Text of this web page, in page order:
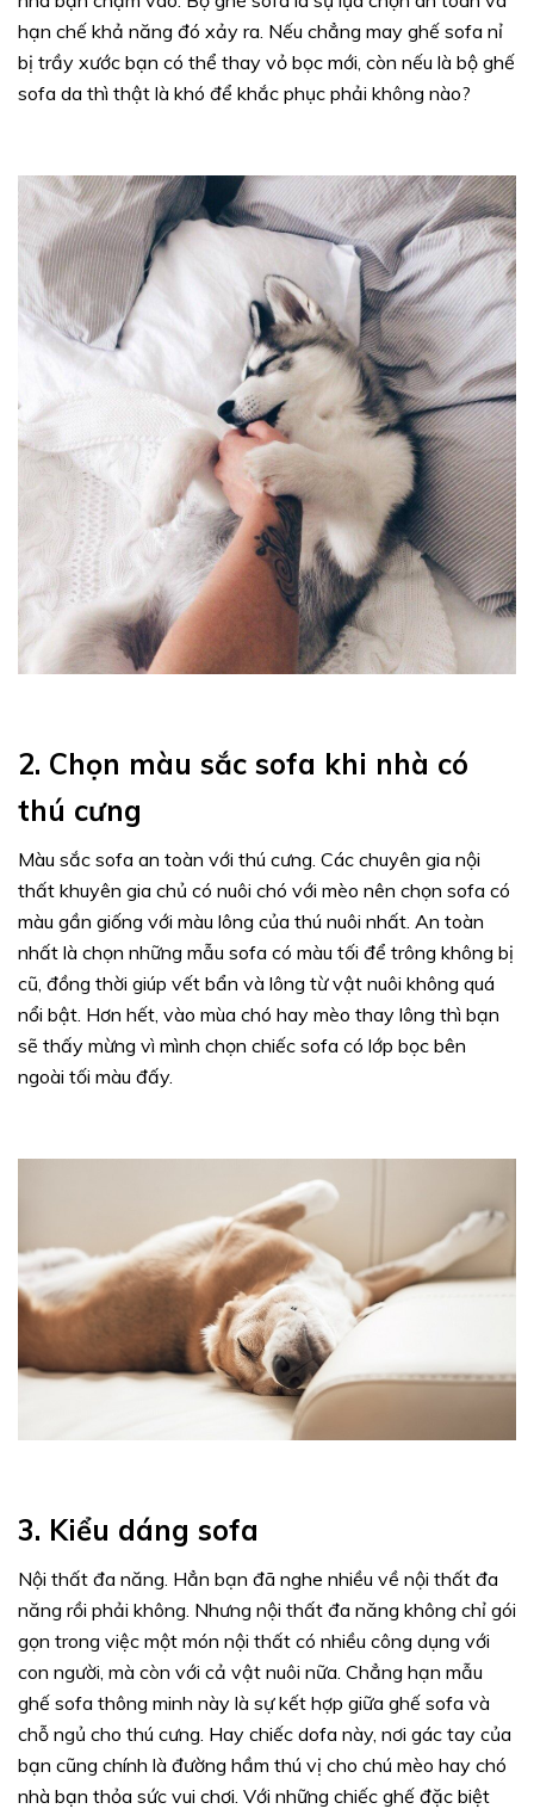
hạn chế khả năng đó xảy ra. Nếu chẳng may ghế sofa nỉ
bị trầy xước bạn có thể thay vỏ bọc mới, còn nếu là bộ ghế
sofa da thì thật là khó để khắc phục phải không nào?
2. Chọn màu sắc sofa khi nhà có
thú cưng
Màu sắc sofa an toàn với thú cưng. Các chuyên gia nội
thất khuyên gia chủ có nuôi chó với mèo nên chọn sofa có
màu gần giống với màu lông của thú nuôi nhất. An toàn
nhất là chọn những mẫu sofa có màu tối để trông không bị
cũ, đồng thời giúp vết bẩn và lông từ vật nuôi không quá
nổi bật. Hơn hết, vào mùa chó hay mèo thay lông thì bạn
sẽ thấy mừng vì mình chọn chiếc sofa có lớp bọc bên
ngoài tối màu đấy.
3. Kiểu dáng sofa
Nội thất đa năng. Hẳn bạn đã nghe nhiều về nội thất đa
năng rồi phải không. Nhưng nội thất đa năng không chỉ gói
gọn trong việc một món nội thất có nhiều công dụng với
con người, mà còn với cả vật nuôi nữa. Chẳng hạn mẫu
ghế sofa thông minh này là sự kết hợp giữa ghế sofa và
chỗ ngủ cho thú cưng. Hay chiếc dofa này, nơi gác tay của
bạn cũng chính là đường hầm thú vị cho chú mèo hay chó
nhà bạn thỏa sức vui chơi. Với những chiếc ghế đặc biệt